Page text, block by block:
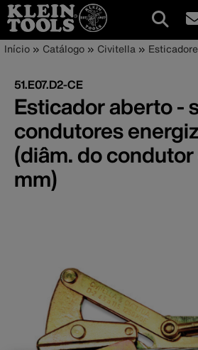
Pular
conteúdo
principal
Navegação
principal
Trilha
de
navegação
Início Catálogo Civitella
51.E07.D2-CE
Esticador aberto -
condutores
(diâm. do
mm)